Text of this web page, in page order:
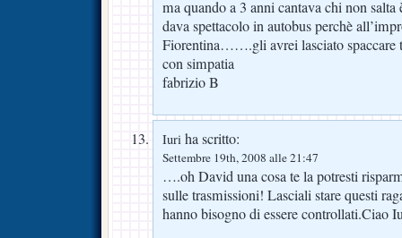
ma quando a 3 anni cantava chi non
dava spettacolo in autobus perchè
Fiorentina…….gli avrei lasciato
con simpatia
fabrizio B
Iuri ha scritto:
Settembre 19th, 2008 alle 21:47
….oh David una cosa te la potresti
sulle trasmissioni! Lasciali stare questi
hanno bisogno di essere controllati.Ciao